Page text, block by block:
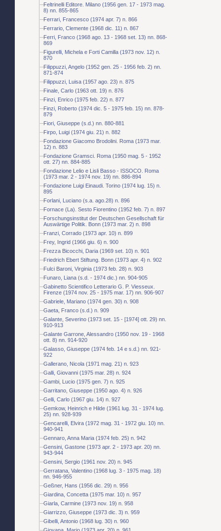
Feltrinelli Editore. Milano (1956 gen. 17 - 1973 mag.
8) nn. 855-865
Ferrari, Francesco (1974 apr. 7) n. 866
Ferrario, Clemente (1968 dic. 11) n. 867
Ferri, Franco (1968 ago. 13 - 1968 set. 13) nn. 868-
869
Figurelli, Michela e Forti Camilla (1973 nov. 12) n.
870
Filippuzzi, Angelo (1952 gen. 25 - 1956 feb. 2) nn.
871-874
Filippuzzi, Luisa (1957 ago. 23) n. 875
Finale, Carlo (1963 ott. 19) n. 876
Finzi, Enrico (1975 feb. 22) n. 877
Finzi, Roberto (1974 dic. 5 - 1975 feb. 15) nn. 878-
879
Fiori, Giuseppe (s.d.) nn. 880-881
Firpo, Luigi (1974 giu. 21) n. 882
Fondazione Giacomo Brodolini. Roma (1973 mar.
12) n. 883
Fondazione Gramsci. Roma (1950 mag. 5 - 1952
ott. 27) nn. 884-885
Fondazione Lelio e Lisli Basso - ISSOCO. Roma
(1973 mar. 2 - 1974 nov. 19) nn. 886-894
Fondazione Luigi Einaudi. Torino (1974 lug. 15) n.
895
Forlani, Luciano (s.a. ago.28) n. 896
Fornace (La). Sesto Fiorentino (1952 feb. 7) n. 897
Forschungsinstitut der Deutschen Gesellschaft für
Auswärtige Politik. Bonn (1973 mar. 2) n. 898
Franzi, Corrado (1973 apr. 10) n. 899
Frey, Ingrid (1966 giu. 6) n. 900
Frezza Bicocchi, Daria (1969 set. 10) n. 901
Friedrich Ebert Stiftung. Bonn (1973 apr. 4) n. 902
Fulci Baroni, Virginia (1973 feb. 28) n. 903
Funaro, Liana (s.d. - 1974 dic.) nn. 904-905
Gabinetto Scientifico Letterario G. P. Viesseux.
Firenze (1974 nov. 25 - 1975 mar. 17) nn. 906-907
Gabriele, Mariano (1974 gen. 30) n. 908
Gaeta, Franco (s.d.) n. 909
Galante, Severino (1973 set. 15 - [1974] ott. 29) nn.
910-913
Galante Garrone, Alessandro (1950 nov. 19 - 1968
ott. 8) nn. 914-920
Galasso, Giuseppe (1974 feb. 14 e s.d.) nn. 921-
922
Gallerano, Nicola (1971 mag. 21) n. 923
Galli, Giovanni (1975 mar. 28) n. 924
Gambi, Lucio (1975 gen. 7) n. 925
Garritano, Giuseppe (1950 ago. 4) n. 926
Gelli, Carlo (1967 giu. 14) n. 927
Gemkow, Heinrich e Hilde (1961 lug. 31 - 1974 lug.
25) nn. 928-939
Gencarelli, Elvira (1972 mag. 31 - 1972 giu. 10) nn.
940-941
Gennaro, Anna Maria (1974 feb. 25) n. 942
Gensini, Gastone (1973 apr. 2 - 1973 apr. 20) nn.
943-944
Gensini, Sergio (1961 nov. 20) n. 945
Gerratana, Valentino (1968 lug. 3 - 1975 mag. 18)
nn. 946-955
Geßner, Hans (1956 dic. 29) n. 956
Giardina, Concetta (1975 mar. 10) n. 957
Giarla, Carmine (1973 nov. 19) n. 958
Giarrizzo, Giuseppe (1973 dic. 3) n. 959
Gibelli, Antonio (1968 lug. 30) n. 960
Giovana, Mario (1973 apr. 20) n. 961